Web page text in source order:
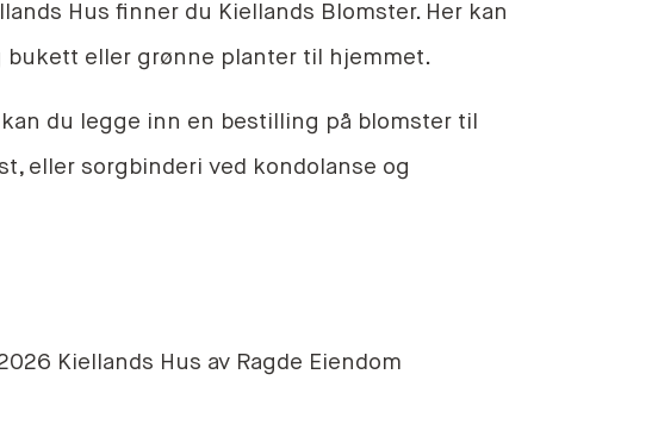
Hus finner du Kiellands Blomster. Her kan
bukett eller grønne planter til hjemmet.
du legge inn en bestilling på blomster til
eller sorgbinderi ved kondolanse og
Kiellands Hus av Ragde Eiendom